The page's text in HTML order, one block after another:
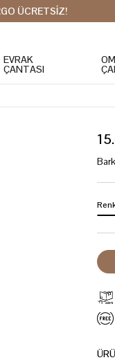
ÜCRETSİZ!
EVRAK
ÇANTASI